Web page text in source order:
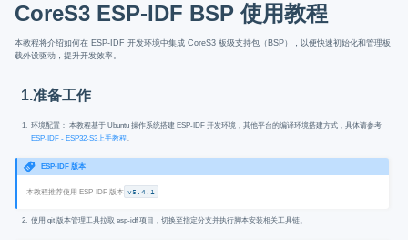
CoreS3 ESP-IDF BSP 使用教程
本教程将介绍如何在 ESP-IDF 开发环境中集成 CoreS3 板级支持包（BSP），以便快速初始化和管理板
载外设驱动，提升开发效率。
1.准备工作
环境配置： 本教程基于 Ubuntu 操作系统搭建 ESP-IDF 开发环境，其他平台的编译环境搭建方式，具体请参考
ESP-IDF - ESP32-S3上手教程
ESP-IDF 版本
本教程推荐使用 ESP-IDF 版本 v5.4.1
使用 git 版本管理工具拉取 esp-idf 项目，切换至指定分支并执行脚本安装相关工具链。